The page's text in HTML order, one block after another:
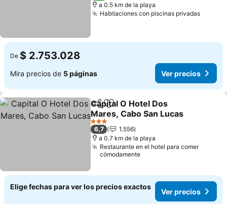
a 0.5 km de la playa
Habitaciones con piscinas privadas
De $ 2.753.028
Mira precios de 5 páginas Ver precios
CompartirAgregar a favoritos
Capital O Hotel Dos
Mares, Cabo San Lucas
3 Estrellas
6,7
1.556
a 0.7 km de la playa
Restaurante en el hotel para comer
cómodamente
Elige fechas para ver los precios exactos
Ver precios